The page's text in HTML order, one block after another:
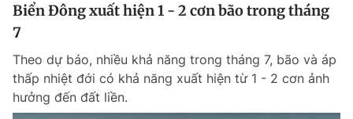
Biển Đông xuất hiện 1 - 2 cơn bão trong tháng
7
Theo dự báo, nhiều khả năng trong tháng 7, bão và áp
thấp nhiệt đới có khả năng xuất hiện từ 1 - 2 cơn ảnh
hưởng đến đất liền.